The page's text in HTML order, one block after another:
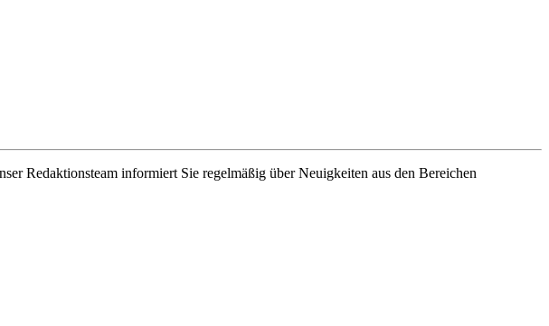
Redaktionsteam informiert Sie regelmäßig über Neuigkeiten aus den Bereichen